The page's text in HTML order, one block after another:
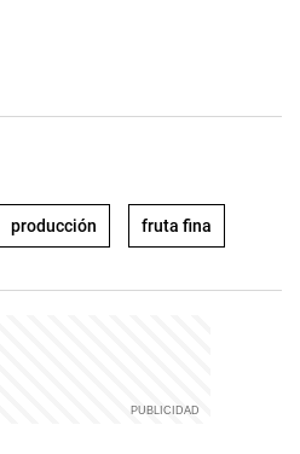
producción fruta fina